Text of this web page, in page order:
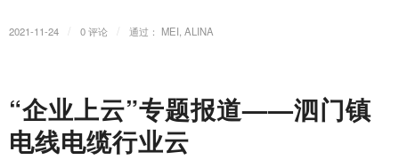
2021-11-24 0 评论 通过： MEI, ALINA
“企业上云”专题报道——泗门镇
电线电缆行业云